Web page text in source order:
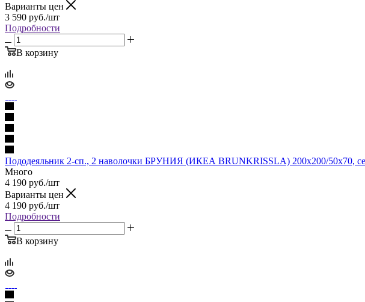
Варианты цен
3 590 руб./шт
Подробности
В корзину
Пододеяльник 2-сп., 2 наволочки БРУНИЯ (ИКЕА BRUNKRISSLA) 200x200/50x70,
Много
4 190 руб./шт
Варианты цен
4 190 руб./шт
Подробности
В корзину